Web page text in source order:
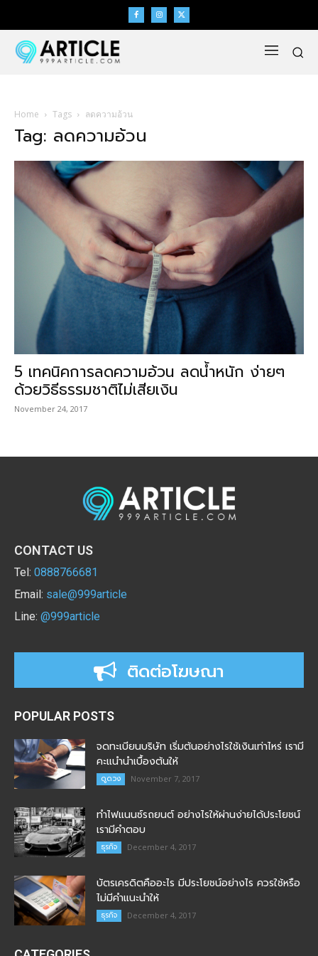
Home Tags ลดความอ้วน
Tag: ลดความอ้วน
5 เทคนิคการลดความอ้วน ลดน้ำหนัก ง่ายๆ
ด้วยวิธีธรรมชาติไม่เสียเงิน
November 24, 2017
CONTACT US
Tel: 0888766681
Email: sale@999article
Line: @999article
ติดต่อโฆษณา
POPULAR POSTS
จดทะเบียนบริษัท เริ่มต้นอย่างไรใช้เงินเท่าไหร่ เรามี
คะแนำนำเบื้องต้นให้
ดูดวง November 7, 2017
ทำไฟแนนซ์รถยนต์ อย่างไรให้ผ่านง่ายได้ประโยชน์
เรามีคำตอบ
ธุรกิจ December 4, 2017
บัตรเครดิตคืออะไร มีประโยชน์อย่างไร ควรใช้หรือ
ไม่มีคำแนะนำให้
ธุรกิจ December 4, 2017